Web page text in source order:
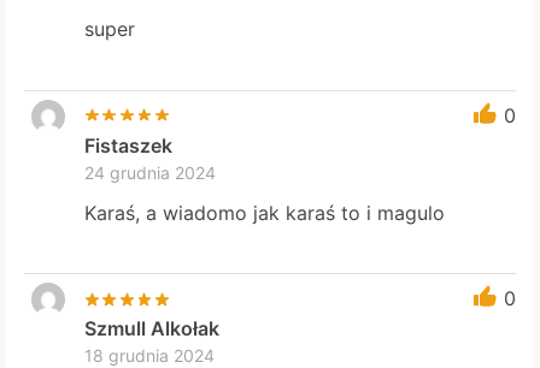
super
0
Fistaszek
24 grudnia 2024
Karaś, a wiadomo jak karaś to i magulo
0
Szmull Alkołak
18 grudnia 2024